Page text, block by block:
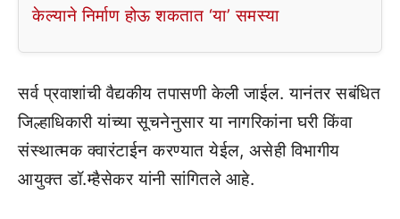
केल्याने निर्माण होऊ शकतात ‘या’ समस्या
सर्व प्रवाशांची वैद्यकीय तपासणी केली जाईल. यानंतर सबंधित
जिल्हाधिकारी यांच्या सूचनेनुसार या नागरिकांना घरी किंवा
संस्थात्मक क्वारंटाईन करण्यात येईल, असेही विभागीय
आयुक्त डॉ.म्हैसेकर यांनी सांगितले आहे.